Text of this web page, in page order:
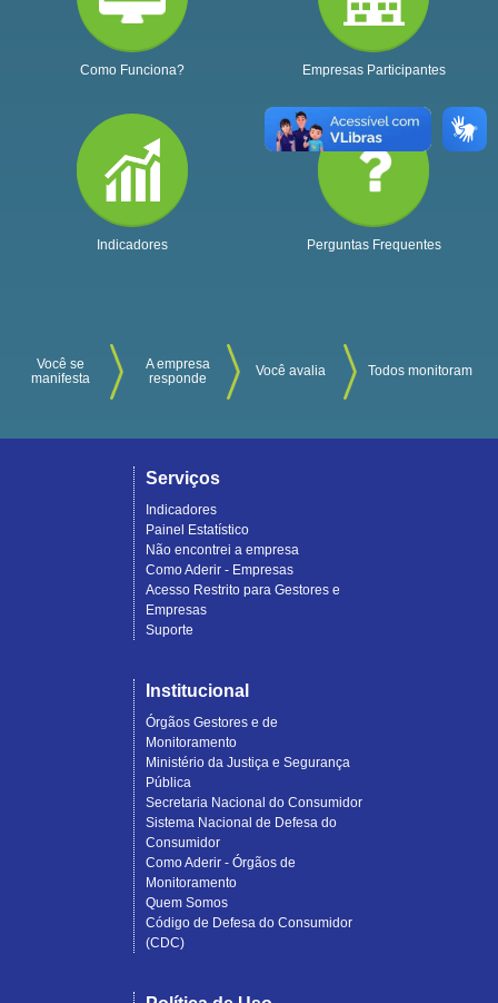
Como Funciona? Empresas Participantes
Indicadores Perguntas Frequentes
Você se
manifesta
A empresa
responde
Você avalia Todos monitoram
Serviços
Indicadores
Painel Estatístico
Não encontrei a empresa
Como Aderir - Empresas
Acesso Restrito para Gestores e
Empresas
Suporte
Institucional
Órgãos Gestores e de
Monitoramento
Ministério da Justiça e Segurança
Pública
Secretaria Nacional do Consumidor
Sistema Nacional de Defesa do
Consumidor
Como Aderir - Órgãos de
Monitoramento
Quem Somos
Código de Defesa do Consumidor
(CDC)